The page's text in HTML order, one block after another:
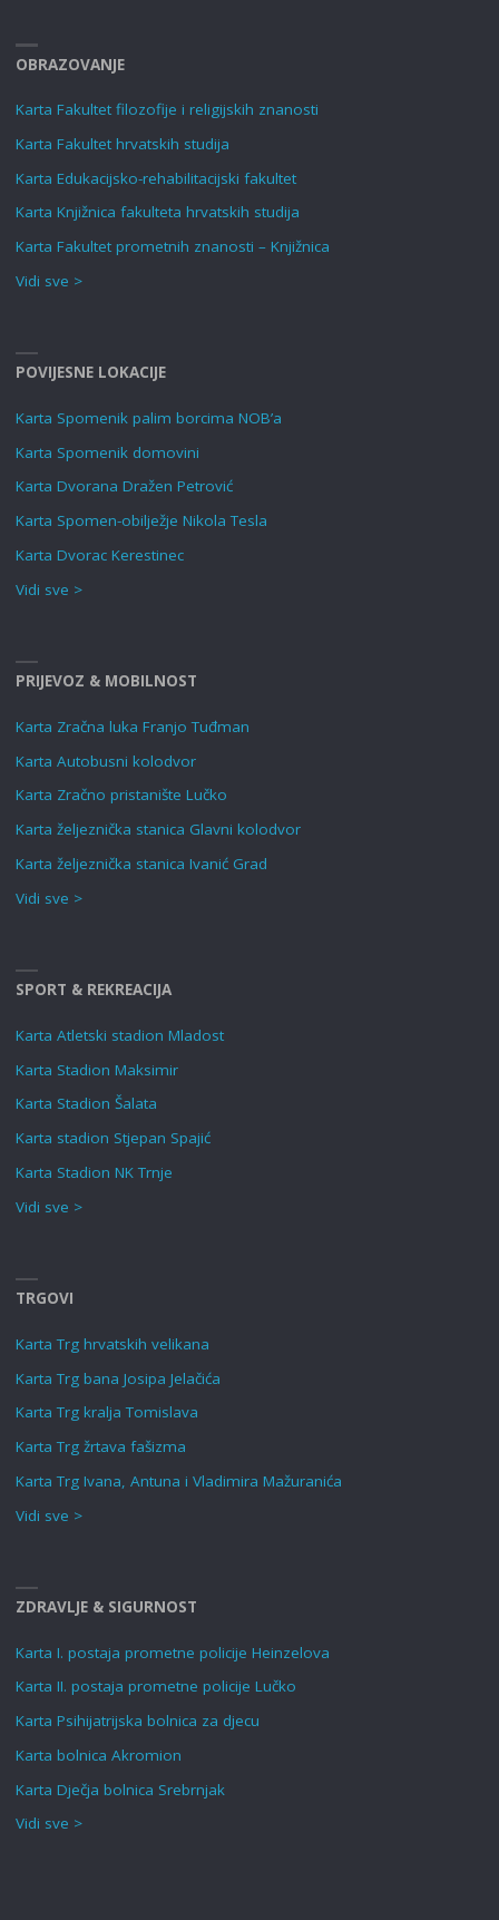
OBRAZOVANJE
Karta Fakultet filozofije i religijskih znanosti
Karta Fakultet hrvatskih studija
Karta Edukacijsko-rehabilitacijski fakultet
Karta Knjižnica fakulteta hrvatskih studija
Karta Fakultet prometnih znanosti – Knjižnica
Vidi sve >
POVIJESNE LOKACIJE
Karta Spomenik palim borcima NOB’a
Karta Spomenik domovini
Karta Dvorana Dražen Petrović
Karta Spomen-obilježje Nikola Tesla
Karta Dvorac Kerestinec
Vidi sve >
PRIJEVOZ & MOBILNOST
Karta Zračna luka Franjo Tuđman
Karta Autobusni kolodvor
Karta Zračno pristanište Lučko
Karta željeznička stanica Glavni kolodvor
Karta željeznička stanica Ivanić Grad
Vidi sve >
SPORT & REKREACIJA
Karta Atletski stadion Mladost
Karta Stadion Maksimir
Karta Stadion Šalata
Karta stadion Stjepan Spajić
Karta Stadion NK Trnje
Vidi sve >
TRGOVI
Karta Trg hrvatskih velikana
Karta Trg bana Josipa Jelačića
Karta Trg kralja Tomislava
Karta Trg žrtava fašizma
Karta Trg Ivana, Antuna i Vladimira Mažuranića
Vidi sve >
ZDRAVLJE & SIGURNOST
Karta I. postaja prometne policije Heinzelova
Karta II. postaja prometne policije Lučko
Karta Psihijatrijska bolnica za djecu
Karta bolnica Akromion
Karta Dječja bolnica Srebrnjak
Vidi sve >